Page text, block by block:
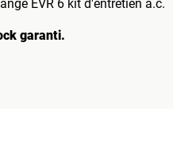
EVR 6 kit d'entretien a.c.
garanti.